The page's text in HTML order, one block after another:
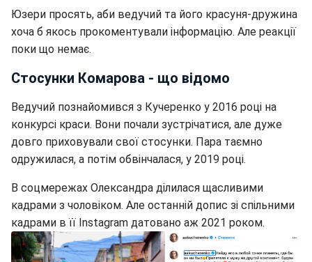
Юзери просять, аби ведучий та його красуня-дружина
хоча б якось прокоментували інформацію. Але реакції
поки що немає.
Стосунки Комарова - що відомо
Ведучий познайомився з Кучеренко у 2016 році на
конкурсі краси. Вони почали зустрічатися, але дуже
довго приховували свої стосунки. Пара таємно
одружилася, а потім обвінчалася, у 2019 році.
В соцмережах Олександра ділилася щасливими
кадрами з чоловіком. Але останній допис зі спільними
кадрами в її Instagram датовано аж 2021 роком.